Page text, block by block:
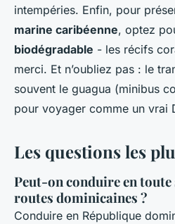
intempéries. Enfin, pour
marine caribéenne, optez
biodégradable - les récifs
merci. Et n’oubliez pas : le
souvent le guagua (minibus
pour voyager comme un vrai
Les questions les
Peut-on conduire en toute
routes dominicaines ?
Conduire en République